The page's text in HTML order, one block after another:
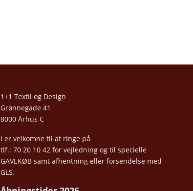
1+1 Textil og Design
Grønnegade 41
8000 Århus C
I er velkomne til at ringe på
tlf.: 70 20 10 42 for vejledning og til specielle
GAVEKØB samt afhentning eller forsendelse med
GLS.